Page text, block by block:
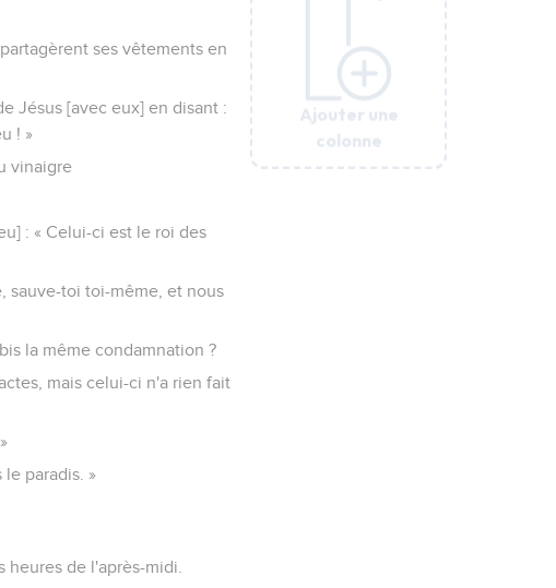
Ajouter une
colonne
ses vêtements en
Jésus [avec eux] en disant :
! »
vinaigre
: « Celui-ci est le roi des
sauve-toi toi-même, et nous
la même condamnation ?
mais celui-ci n'a rien fait
paradis. »
de l'après-midi.
Ajouter une
colonne
Ajouter une
colonne
Ajouter une
colonne